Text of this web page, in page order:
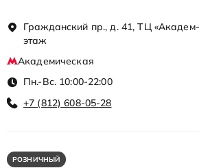
Гражданский пр., д. 41, ТЦ
этаж
Академическая
Пн.-Вс. 10:00-22:00
+7 (812) 608-05-28
РОЗНИЧНЫЙ